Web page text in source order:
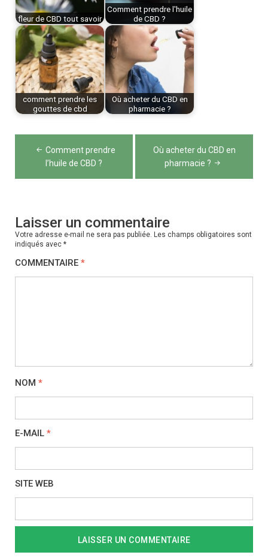
fleur de CBD tout savoir
Comment prendre l'huile
de CBD ?
comment prendre les
gouttes de cbd
Où acheter du CBD en
pharmacie ?
Navigation
Comment prendre
l’huile de CBD ?
Où acheter du CBD en
pharmacie ?
Laisser un commentaire
Votre adresse e-mail ne sera pas publiée. Les champs obligatoires sont
indiqués avec *
COMMENTAIRE *
NOM *
E-MAIL *
SITE WEB